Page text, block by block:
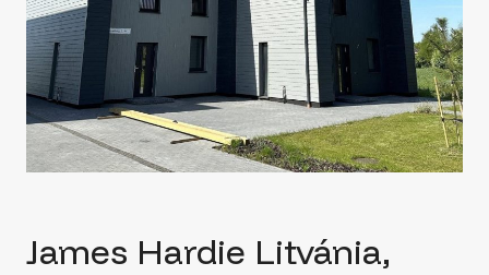
James Hardie Litvánia,